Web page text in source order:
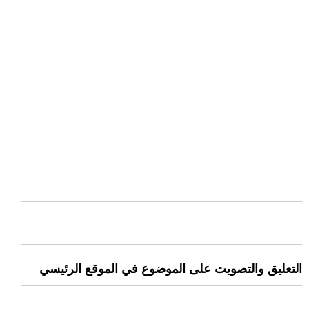
التعليق والتصويت على الموضوع في الموقع الرئيسي